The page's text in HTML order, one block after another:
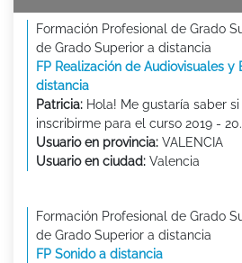
Formación Profesional de Grado
de Grado Superior a distancia
FP Realización de Audiovisuales y
distancia
Patricia: Hola! Me gustaría saber
inscribirme para el curso 2019 -
Usuario en provincia: VALENCIA
Usuario en ciudad: Valencia
Formación Profesional de Grado
de Grado Superior a distancia
FP Sonido a distancia